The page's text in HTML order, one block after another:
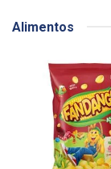
Alimentos